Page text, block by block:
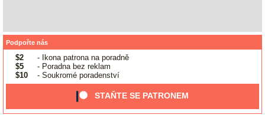
Podpořte nás
$2
- Ikona patrona na poradně
$5
- Poradna bez reklam
$10
- Soukromé poradenství
STAŇTE SE PATRONEM